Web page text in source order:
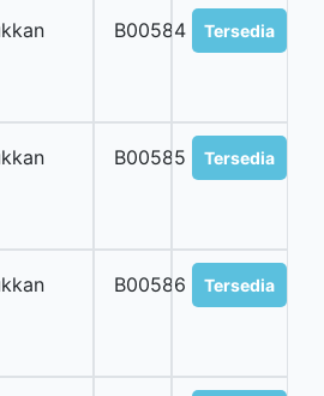
B00584 Tersedia
B00585 Tersedia
B00586 Tersedia